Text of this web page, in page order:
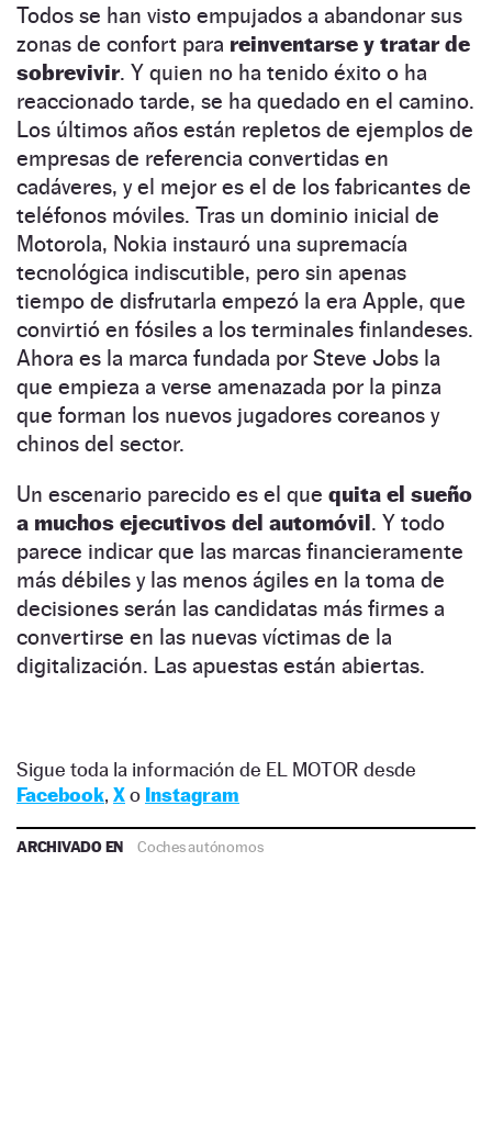
Todos se han visto empujados a abandonar sus
zonas de confort para reinventarse y tratar de
sobrevivir. Y quien no ha tenido éxito o ha
reaccionado tarde, se ha quedado en el camino.
Los últimos años están repletos de ejemplos de
empresas de referencia convertidas en
cadáveres, y el mejor es el de los fabricantes de
teléfonos móviles. Tras un dominio inicial de
Motorola, Nokia instauró una supremacía
tecnológica indiscutible, pero sin apenas
tiempo de disfrutarla empezó la era Apple, que
convirtió en fósiles a los terminales finlandeses.
Ahora es la marca fundada por Steve Jobs la
que empieza a verse amenazada por la pinza
que forman los nuevos jugadores coreanos y
chinos del sector.
Un escenario parecido es el que quita el sueño
a muchos ejecutivos del automóvil. Y todo
parece indicar que las marcas financieramente
más débiles y las menos ágiles en la toma de
decisiones serán las candidatas más firmes a
convertirse en las nuevas víctimas de la
digitalización. Las apuestas están abiertas.
Sigue toda la información de EL MOTOR desde
Facebook, Xo Instagram
ARCHIVADO EN Coches autónomos